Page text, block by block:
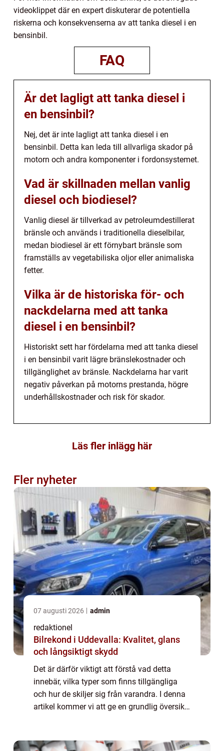
videoklippet där en expert diskuterar de potentiella
riskerna och konsekvenserna av att tanka diesel i en
bensinbil.
FAQ
Är det lagligt att tanka diesel i
en bensinbil?
Nej, det är inte lagligt att tanka diesel i en
bensinbil. Detta kan leda till allvarliga skador på
motorn och andra komponenter i fordonsystemet.
Vad är skillnaden mellan vanlig
diesel och biodiesel?
Vanlig diesel är tillverkad av petroleumdestillerat
bränsle och används i traditionella dieselbilar,
medan biodiesel är ett förnybart bränsle som
framställs av vegetabiliska oljor eller animaliska
fetter.
Vilka är de historiska för- och
nackdelarna med att tanka
diesel i en bensinbil?
Historiskt sett har fördelarna med att tanka diesel
i en bensinbil varit lägre bränslekostnader och
tillgänglighet av bränsle. Nackdelarna har varit
negativ påverkan på motorns prestanda, högre
underhållskostnader och risk för skador.
Läs fler inlägg här
Fler nyheter
07 augusti 2026 admin
redaktionel
Bilrekond i Uddevalla: Kvalitet, glans
och långsiktigt skydd
Det är därför viktigt att förstå vad detta
innebär, vilka typer som finns tillgängliga
och hur de skiljer sig från varandra. I denna
artikel kommer vi att ge en grundlig översikt